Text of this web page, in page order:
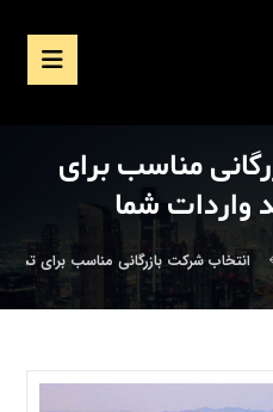
مناسب برای
واردات شما
انتخاب شرکت بازرگانی مناسب برای